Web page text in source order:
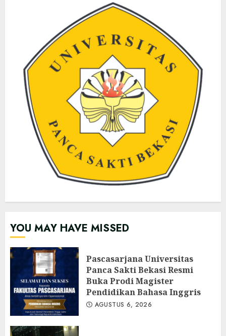
YOU MAY HAVE MISSED
Pascasarjana Universitas
Panca Sakti Bekasi Resmi
Buka Prodi Magister
Pendidikan Bahasa Inggris
AGUSTUS 6, 2026